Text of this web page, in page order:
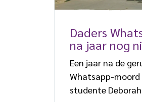
jarige […]
Daders
na jaar nog
Een jaar na de
Whatsapp-moord
studente